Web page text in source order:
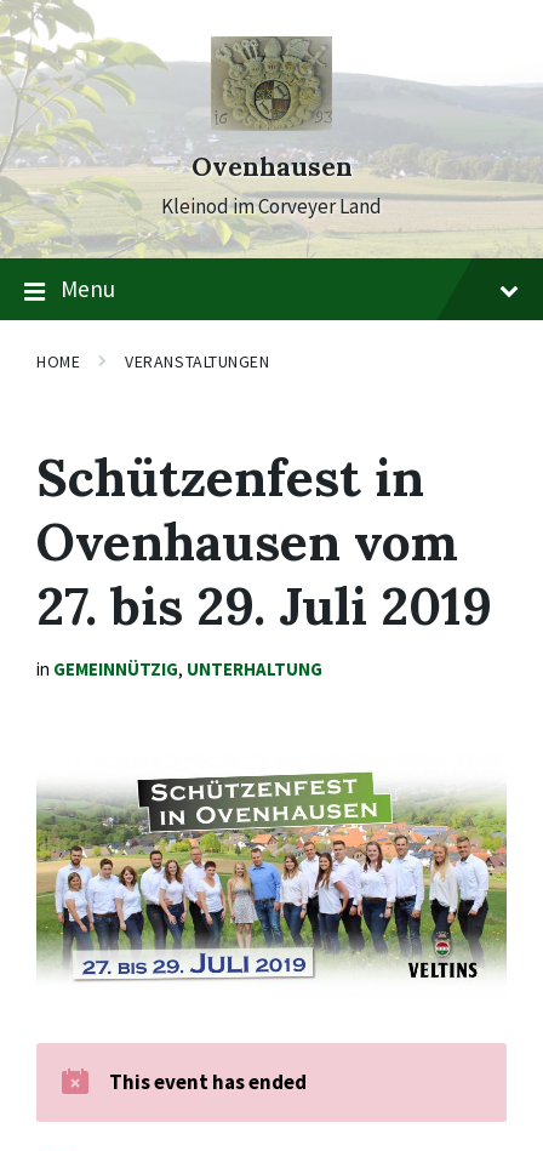
Skip
to
content
Skip
to
main
navigation
Skip
to
footer
Ovenhausen
Kleinod im Corveyer Land
Menu
HOME VERANSTALTUNGEN
Schützenfest in
Ovenhausen vom
27. bis 29. Juli 2019
in GEMEINNÜTZIG, UNTERHALTUNG
This event has ended